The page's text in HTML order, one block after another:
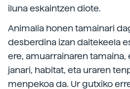
iluna eskaintzen diote.
Animalia honen tamainari
desberdina izan daitekeela
ere, amuarrainaren
janari, habitat, eta uraren
menpekoa da. Ur gutxiko